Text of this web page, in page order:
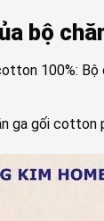
bộ
100%:
ga gối